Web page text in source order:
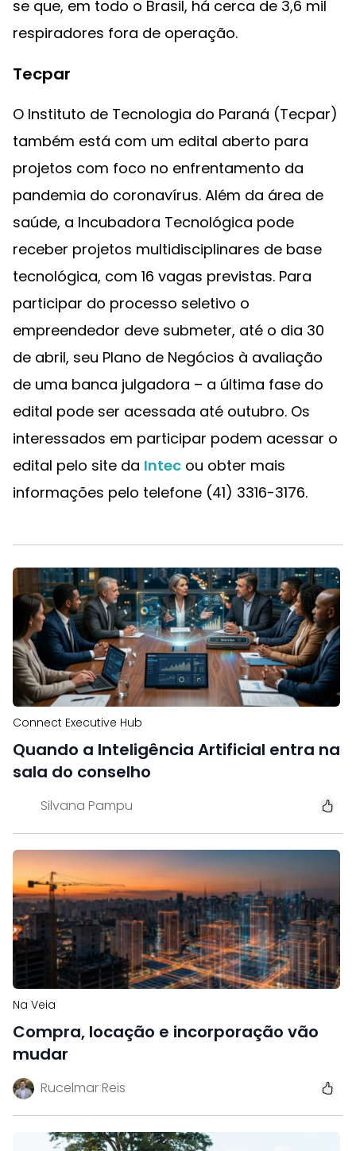
se que, em todo o Brasil, há cerca de 3,6 mil
respiradores fora de operação.
Tecpar
O Instituto de Tecnologia do Paraná (Tecpar)
também está com um edital aberto para
projetos com foco no enfrentamento da
pandemia do coronavírus. Além da área de
saúde, a Incubadora Tecnológica pode
receber projetos multidisciplinares de base
tecnológica, com 16 vagas previstas. Para
participar do processo seletivo o
empreendedor deve submeter, até o dia 30
de abril, seu Plano de Negócios à avaliação
de uma banca julgadora – a última fase do
edital pode ser acessada até outubro. Os
interessados em participar podem acessar o
edital pelo site da Intec ou obter mais
informações pelo telefone (41) 3316-3176.
Connect Executive Hub
Quando a Inteligência Artificial entra na
sala do conselho
Silvana Pampu
Na Veia
Compra, locação e incorporação vão
mudar
Rucelmar Reis